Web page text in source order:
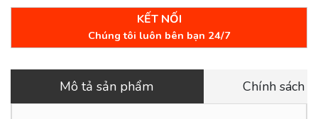
KẾT NỐI
Chúng tôi luôn bên bạn 24/7
Mô tả sản phẩm Chính sách